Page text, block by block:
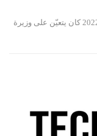
قبل التفكير في تنظيم الألعاب الأولمبية للشباب سنة2022 كان يتعيّن على وزيرة